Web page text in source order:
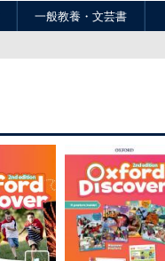
一般教養・文芸書